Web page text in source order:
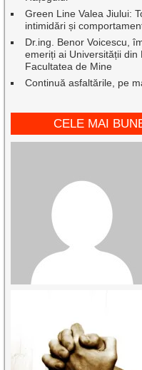
Green Line Valea Jiului:
intimidări și
Dr.ing. Benor Voicescu,
emeriți ai Universității
Facultatea de Mine
Continuă asfaltările, pe
CELE MAI